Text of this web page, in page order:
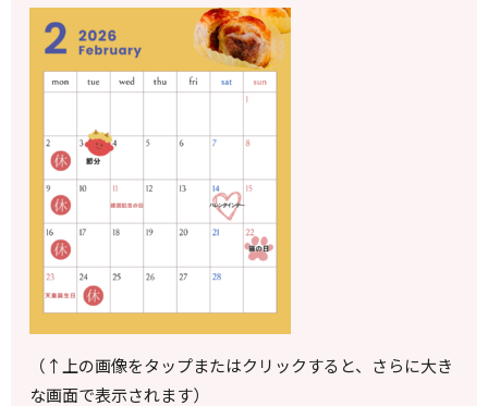
（↑上の画像をタップまたはクリックすると、さらに大き
な画面で表示されます）